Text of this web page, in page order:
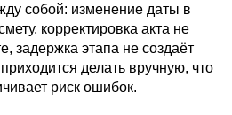
собой: изменение даты в
корректировка акта не
задержка этапа не создаёт
делать вручную, что
риск ошибок.